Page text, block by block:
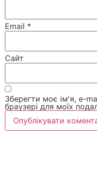
Email *
Сайт
Зберегти моє ім'я, e-
браузері для моїх